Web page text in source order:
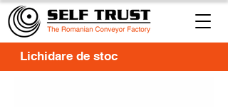
Lichidare de stoc